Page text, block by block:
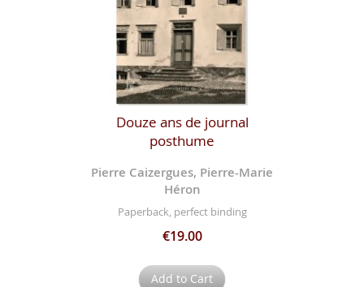
Douze ans de journal
posthume
Pierre Caizergues, Pierre-Marie
Héron
Paperback, perfect binding
€19.00
Add to Cart